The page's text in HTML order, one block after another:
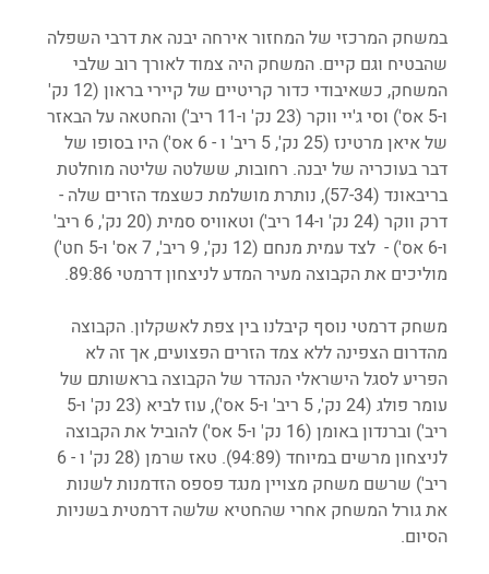
במשחק המרכזי של המחזור אירחה יבנה את דרבי השפלה
שהבטיח וגם קיים. המשחק היה צמוד לאורך רוב שלבי
המשחק, כשאיבודי כדור קריטיים של קיירי בראון (12 נק'
ו-5 אס') וסי ג'יי ווקר (23 נק' ו-11 ריב') והחטאה על הבאזר
של איאן מרטינז (25 נק', 5 ריב' ו - 6 אס') היו בסופו של
דבר בעוכריה של יבנה. רחובות, ששלטה שליטה מוחלטת
בריבאונד (57-34), נותרת מושלמת כשצמד הזרים שלה -
דרק ווקר (24 נק' ו-14 ריב') וטאוויס סמית (20 נק', 6 ריב'
ו-6 אס') -  לצד עמית מנחם (12 נק', 9 ריב', 7 אס' ו-5 חט')
מוליכים את הקבוצה מעיר המדע לניצחון דרמטי 89:86.
משחק דרמטי נוסף קיבלנו בין צפת לאשקלון. הקבוצה
מהדרום הצפינה ללא צמד הזרים הפצועים, אך זה לא
הפריע לסגל הישראלי הנהדר של הקבוצה בראשותם של
ריב') וברנדון באומן (16 נק' ו-5 אס') להוביל את הקבוצה
ריב') שרשם משחק מצויין מנגד פספס הזדמנות לשנות
את גורל המשחק אחרי שהחטיא שלשה דרמטית בשניות
הסיום.